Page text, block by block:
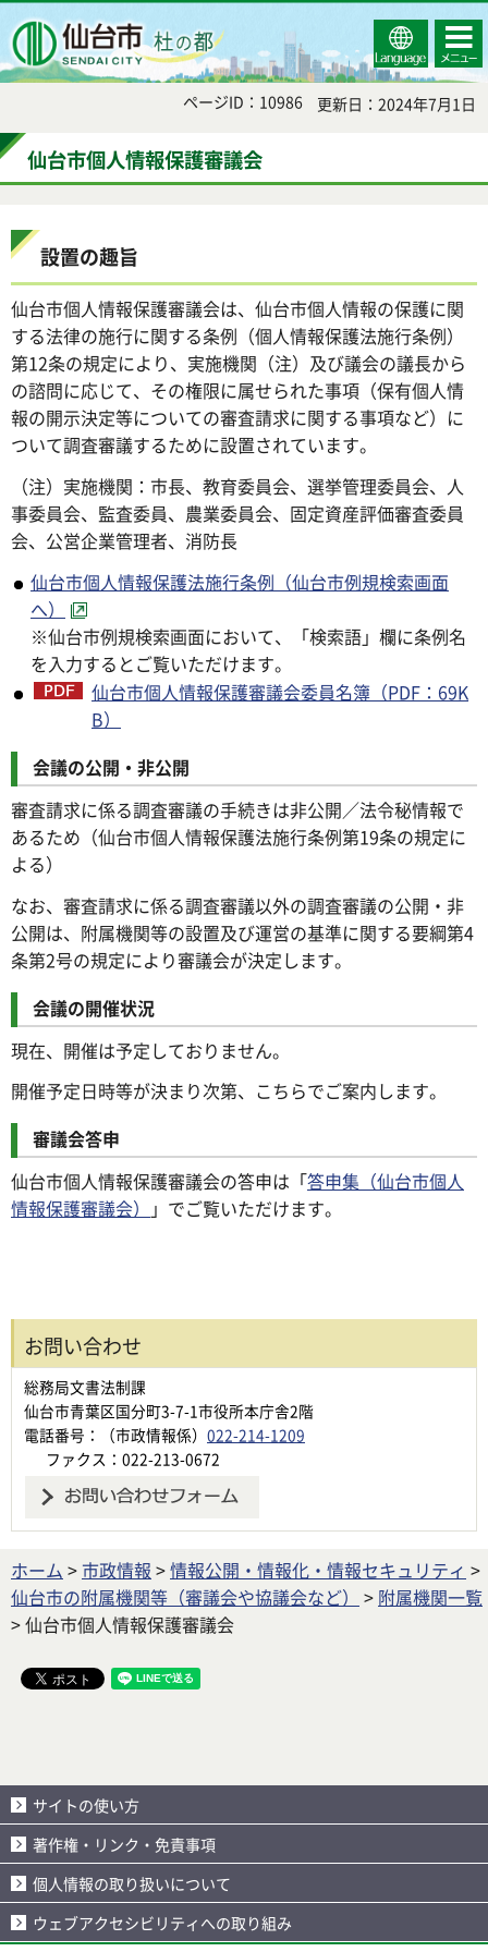
Select
Language
コンテ
ンツメ
ニュー
ページID：10986 更新日：2024年7月1日
仙台市個人情報保護審議会
設置の趣旨
仙台市個人情報保護審議会は、仙台市個人情報の保護に関
する法律の施行に関する条例（個人情報保護法施行条例）
第12条の規定により、実施機関（注）及び議会の議長から
の諮問に応じて、その権限に属せられた事項（保有個人情
報の開示決定等についての審査請求に関する事項など）に
ついて調査審議するために設置されています。
（注）実施機関：市長、教育委員会、選挙管理委員会、人
事委員会、監査委員、農業委員会、固定資産評価審査委員
会、公営企業管理者、消防長
仙台市個人情報保護法施行条例（仙台市例規検索画面
へ）
※仙台市例規検索画面において、「検索語」欄に条例名
を入力するとご覧いただけます。
仙台市個人情報保護審議会委員名簿（PDF：69K
B）
会議の公開・非公開
審査請求に係る調査審議の手続きは非公開／法令秘情報で
あるため（仙台市個人情報保護法施行条例第19条の規定に
よる）
なお、審査請求に係る調査審議以外の調査審議の公開・非
公開は、附属機関等の設置及び運営の基準に関する要綱第4
条第2号の規定により審議会が決定します。
会議の開催状況
現在、開催は予定しておりません。
開催予定日時等が決まり次第、こちらでご案内します。
審議会答申
仙台市個人情報保護審議会の答申は「答申集（仙台市個人
情報保護審議会）
」でご覧いただけます。
お問い合わせ
総務局文書法制課
仙台市青葉区国分町3-7-1市役所本庁舎2階
電話番号：（市政情報係） 022-214-1209
ファクス：022-213-0672
ホーム >市政情報 >情報公開・情報化・情報セキュリティ >
仙台市の附属機関等（審議会や協議会など）
> 附属機関一覧
> 仙台市個人情報保護審議会
サイトの使い方
著作権・リンク・免責事項
個人情報の取り扱いについて
ウェブアクセシビリティへの取り組み